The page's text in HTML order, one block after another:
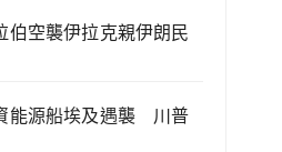
伯空襲伊拉克親伊朗民
能源船埃及遇襲 川普